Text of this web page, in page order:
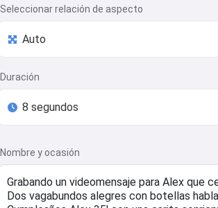
Seleccionar relación de aspecto
Duración
Nombre y ocasión